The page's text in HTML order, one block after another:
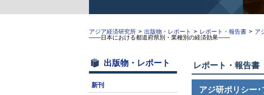
アジア経済研究所 > 出版物・レポート > レポート・報告書 > ア
――日本における都道府県別・業種別の経済効果――
出版物・レポート
新刊
レポート・報告書
アジ研ポリシー･